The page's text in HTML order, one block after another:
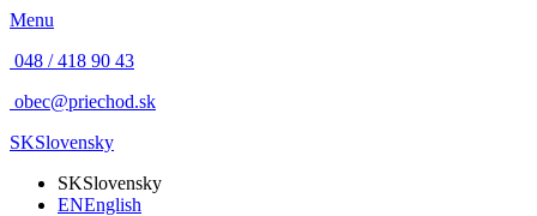
Menu
048 / 418 90 43
obec@priechod.sk
SKSlovensky
SKSlovensky
ENEnglish